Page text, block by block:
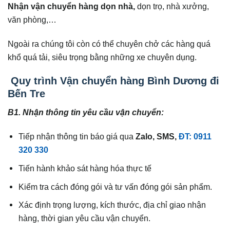
Nhận vận chuyển hàng dọn nhà, dọn trọ, nhà xưởng,
văn phòng,…
Ngoài ra chúng tôi còn có thể chuyên chở các hàng quá
khổ quá tải, siêu trọng bằng những xe chuyên dụng.
Quy trình Vận chuyển hàng Bình Dương đi
Bến Tre
B1. Nhận thông tin yêu cầu vận chuyển:
Tiếp nhận thông tin báo giá quaZalo, SMS,ĐT: 0911
320 330
Tiến hành khảo sát hàng hóa thực tế
Kiểm tra cách đóng gói và tư vấn đóng gói sản phẩm.
Xác định trọng lượng, kích thước, địa chỉ giao nhận
hàng, thời gian yêu cầu vận chuyển.